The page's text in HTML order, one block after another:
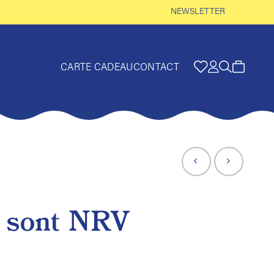
NEWSLETTER
CARTE CADEAUCONTACT
NRV